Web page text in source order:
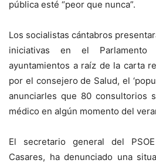
pública esté “peor que nunca”.
Los socialistas cántabros
iniciativas en el
ayuntamientos a raíz de la carta
por el consejero de Salud, el
anunciarles que 80 consultorios
médico en algún momento del
El secretario general del
Casares, ha denunciado una